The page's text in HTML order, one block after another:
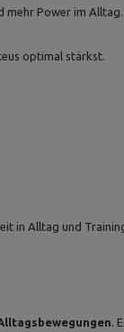
mehr Power im Alltag.
optimal stärkst.
in Alltag und
.